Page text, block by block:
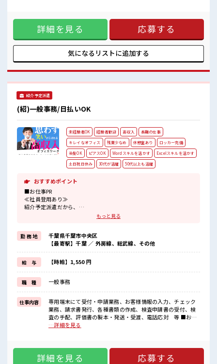
職場にはロッカー完備！
私物の置きすぎには注意が必要ですね★
残業はほとんどありません！
≪完全週休二日制≫ 週末は家族や友人と一緒にプライベート
満喫！ ≪ラクラク制服アリ≫ 制服があるので、 毎日の服装の
悩み解消♪ ≪自分に向いている仕事が探せる≫ 困った事など
があれば、 担当がしっかりサポートします！ ■職場の雰囲気
≪20代の方が多数活躍中の職場≫ 休憩室でホッと一息リフレ
ッシュ！ 職場にはロッカー完備！ 私物の置きすぎには注意が
詳細を見る 応募する
気になるリストに追加する
紹介予定派遣
(紹)一般事務/日払いOK
未経験者OK 経験者歓迎 高収入
長期の仕事
キレイなオフィス
残業少なめ 休憩室あり
ロッカー完備
染髪OK
ピアスOK Wordスキルを活かす
Excelスキルを活かす
土日祝日休み
30代が活躍 50代以上も活躍
おすすめポイント
■お仕事PR
≪社員登用あり≫
紹介予定派遣だから、
自分に職場が合うかお試しできるのがウレシイPoint☆
これまでの経験を活かしませんか？
ブランクがあっても大丈夫♪
経験はちょっとだけ…という方もOK！
≪無理なく働ける≫
場合によってはお願いすることもありますが、
残業はほとんどナシ！
≪完全週休二日制≫
週末は家族や友人と一緒にプライベート満喫！
≪ヘアカラーOKで自由な雰囲気の職場≫
明るすぎたり奇抜でなければ基本的に自由！
(規定有)
■職場の雰囲気
モチベーションもUP！
休憩室完備でランチや休憩も充実しそう♪
持ち物が多いあなたにもぴったり☆
もっと見る
勤 務 地
千葉県千葉市中央区
【最寄駅】千葉 ／ 外房線、総武線、その他
給 与 【時給】1,550 円
職 種 一般事務
仕事内容
専用端末にて受付・申請業務、お客様情報の入力、チェック
業務、請求書発行、各種書類の作成、検査申請書の受付、検
査の手配、評価書の製本・発送・受渡、電話応対 等 ■お仕
事PR ≪社員登用あり≫ 紹介予定派遣だから、 自分に職場が合
経験はちょっとだけ…という方もOK！ ≪無理なく働ける≫
場合によってはお願いすることもありますが、 残業はほとん
…詳細を見る
詳細を見る 応募する